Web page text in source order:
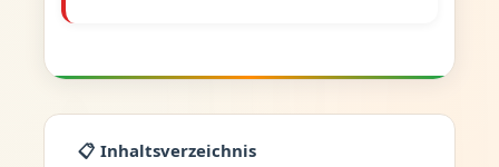
📋 Inhaltsverzeichnis